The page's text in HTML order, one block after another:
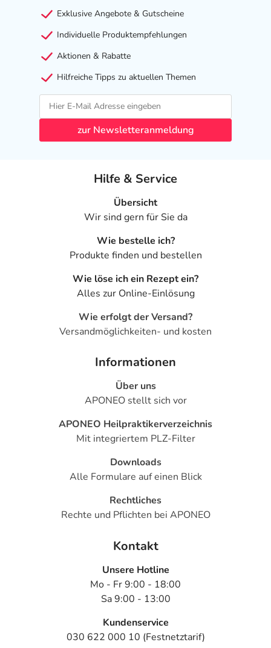
Exklusive Angebote & Gutscheine
Individuelle Produktempfehlungen
Aktionen & Rabatte
Hilfreiche Tipps zu aktuellen Themen
zur Newsletteranmeldung
Hilfe & Service
Übersicht
Wir sind gern für Sie da
Wie bestelle ich?
Produkte finden und bestellen
Wie löse ich ein Rezept ein?
Alles zur Online-Einlösung
Wie erfolgt der Versand?
Versandmöglichkeiten- und kosten
Informationen
Über uns
APONEO stellt sich vor
APONEO Heilpraktikerverzeichnis
Mit integriertem PLZ-Filter
Downloads
Alle Formulare auf einen Blick
Rechtliches
Rechte und Pflichten bei APONEO
Kontakt
Unsere Hotline
Mo - Fr 9:00 - 18:00
Sa 9:00 - 13:00
Kundenservice
030 622 000 10 (Festnetztarif)